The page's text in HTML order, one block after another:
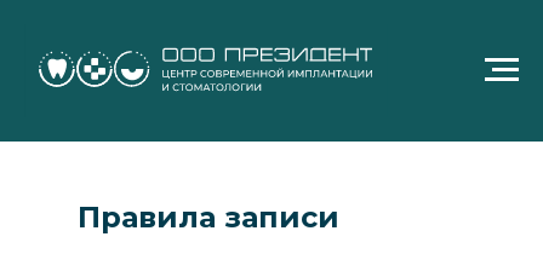
Правила записи